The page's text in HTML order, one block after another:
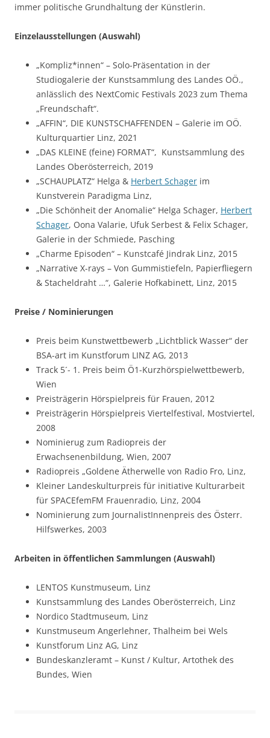
immer politische Grundhaltung der Künstlerin.
Einzelausstellungen (Auswahl)
„Kompliz*innen“ – Solo-Präsentation in der
Studiogalerie der Kunstsammlung des Landes OÖ.,
anlässlich des NextComic Festivals 2023 zum Thema
„Freundschaft“.
„AFFIN“, DIE KUNSTSCHAFFENDEN – Galerie im OÖ.
Kulturquartier Linz, 2021
„DAS KLEINE (feine) FORMAT“, Kunstsammlung des
Landes Oberösterreich, 2019
„SCHAUPLATZ“ Helga & Herbert Schager im
Kunstverein Paradigma Linz,
„Die Schönheit der Anomalie“ Helga Schager, Herbert
Schager, Oona Valarie, Ufuk Serbest & Felix Schager,
Galerie in der Schmiede, Pasching
„Charme Episoden“ – Kunstcafé Jindrak Linz, 2015
„Narrative X-rays – Von Gummistiefeln, Papierfliegern
& Stacheldraht …“, Galerie Hofkabinett, Linz, 2015
Preise / Nominierungen
Preis beim Kunstwettbewerb „Lichtblick Wasser“ der
BSA-art im Kunstforum LINZ AG, 2013
Track 5´- 1. Preis beim Ö1-Kurzhörspielwettbewerb,
Wien
Preisträgerin Hörspielpreis für Frauen, 2012
Preisträgerin Hörspielpreis Viertelfestival, Mostviertel,
2008
Nominierug zum Radiopreis der
Erwachsenenbildung, Wien, 2007
Radiopreis „Goldene Ätherwelle von Radio Fro, Linz,
Kleiner Landeskulturpreis für initiative Kulturarbeit
für SPACEfemFM Frauenradio, Linz, 2004
Nominierung zum JournalistInnenpreis des Österr.
Hilfswerkes, 2003
Arbeiten in öffentlichen Sammlungen (Auswahl)
LENTOS Kunstmuseum, Linz
Kunstsammlung des Landes Oberösterreich, Linz
Nordico Stadtmuseum, Linz
Kunstmuseum Angerlehner, Thalheim bei Wels
Kunstforum Linz AG, Linz
Bundeskanzleramt – Kunst / Kultur, Artothek des
Bundes, Wien